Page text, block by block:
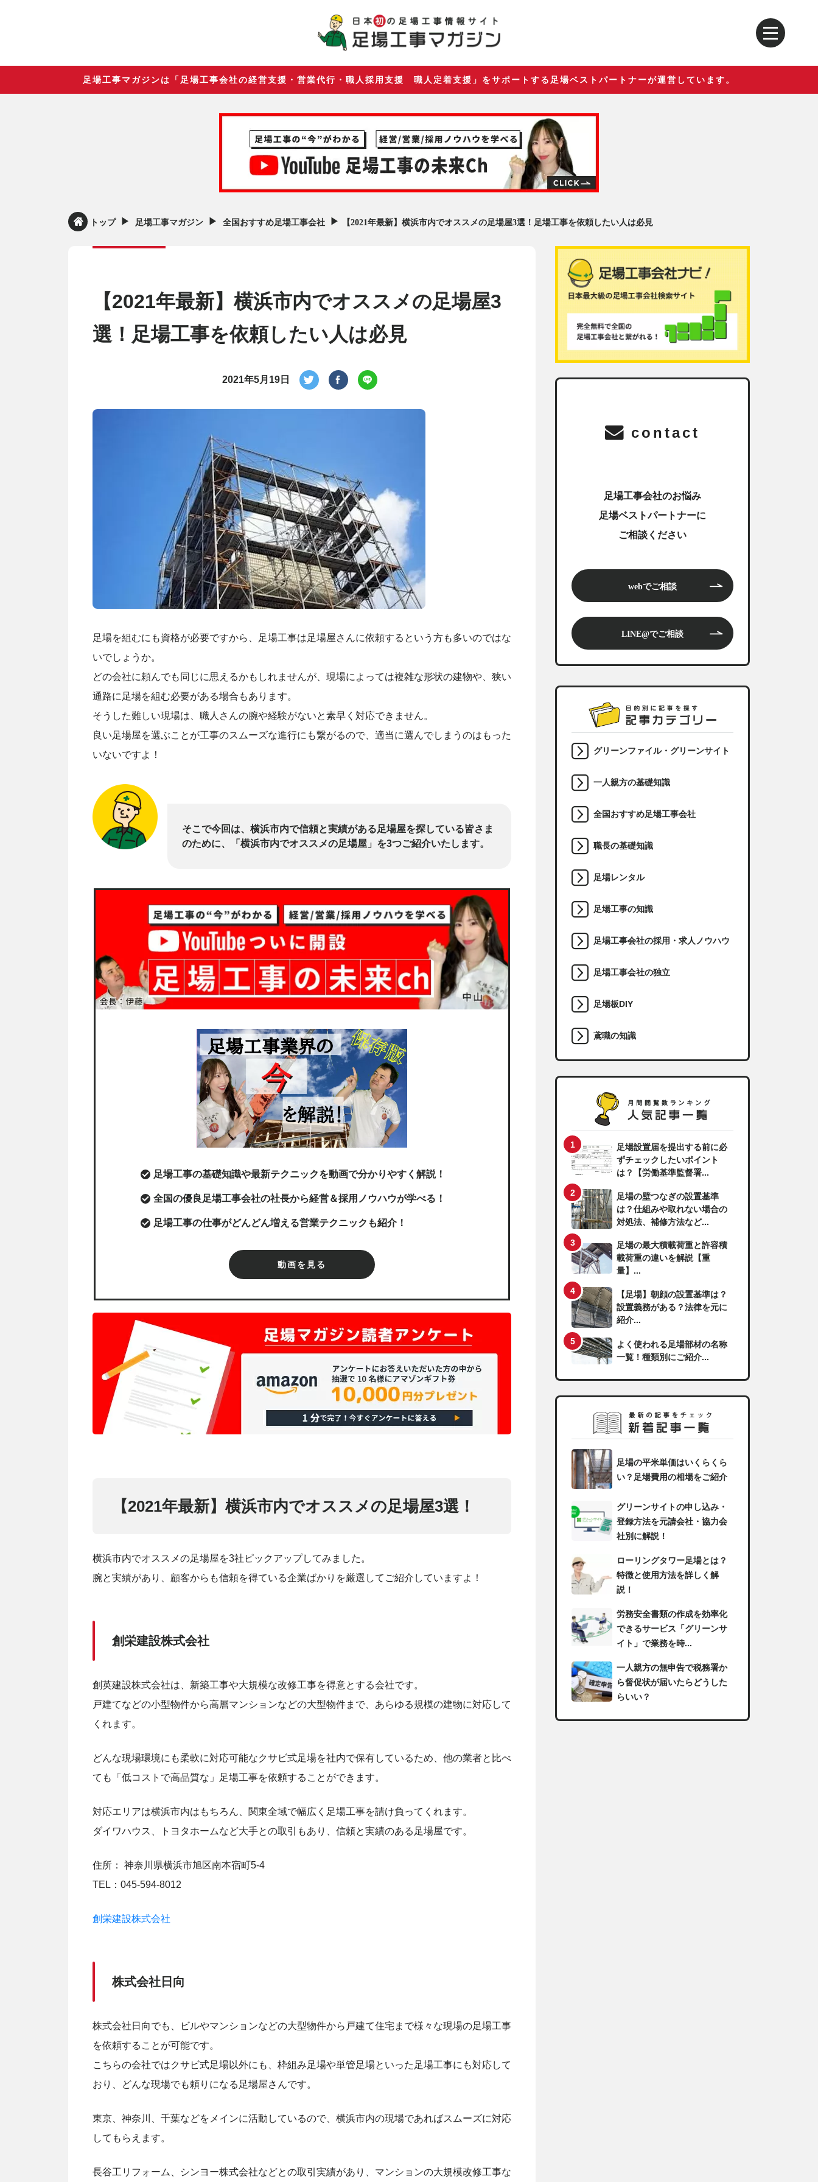
足場工事マガジンは「足場工事会社の経営支援・営業代行・職人採用支援 職人定着支援」をサポートする足場ベストパートナーが運営しています。
トップ ▶︎ 足場工事マガジン ▶︎ 全国おすすめ足場工事会社 ▶︎ 【2021年最新】横浜市内でオススメの足場屋3選！足場工事を依頼したい人は必見
【2021年最新】横浜市内でオススメの足場屋3
選！足場工事を依頼したい人は必見
2021年5月19日
足場を組むにも資格が必要ですから、足場工事は足場屋さんに依頼するという方も多いのではな
いでしょうか。
どの会社に頼んでも同じに思えるかもしれませんが、現場によっては複雑な形状の建物や、狭い
通路に足場を組む必要がある場合もあります。
そうした難しい現場は、職人さんの腕や経験がないと素早く対応できません。
良い足場屋を選ぶことが工事のスムーズな進行にも繋がるので、適当に選んでしまうのはもった
いないですよ！
そこで今回は、横浜市内で信頼と実績がある足場屋を探している皆さま
のために、「横浜市内でオススメの足場屋」を3つご紹介いたします。
足場工事の基礎知識や最新テクニックを動画で分かりやすく解説！
全国の優良足場工事会社の社長から経営＆採用ノウハウが学べる！
足場工事の仕事がどんどん増える営業テクニックも紹介！
動画を見る
【2021年最新】横浜市内でオススメの足場屋3選！
横浜市内でオススメの足場屋を3社ピックアップしてみました。
腕と実績があり、顧客からも信頼を得ている企業ばかりを厳選してご紹介していますよ！
創栄建設株式会社
創英建設株式会社は、新築工事や大規模な改修工事を得意とする会社です。
戸建てなどの小型物件から高層マンションなどの大型物件まで、あらゆる規模の建物に対応して
くれます。
どんな現場環境にも柔軟に対応可能なクサビ式足場を社内で保有しているため、他の業者と比べ
ても「低コストで高品質な」足場工事を依頼することができます。
対応エリアは横浜市内はもちろん、関東全域で幅広く足場工事を請け負ってくれます。
ダイワハウス、トヨタホームなど大手との取引もあり、信頼と実績のある足場屋です。
住所： 神奈川県横浜市旭区南本宿町5-4
TEL：045-594-8012
創栄建設株式会社
株式会社日向
株式会社日向でも、ビルやマンションなどの大型物件から戸建て住宅まで様々な現場の足場工事
を依頼することが可能です。
こちらの会社ではクサビ式足場以外にも、枠組み足場や単管足場といった足場工事にも対応して
おり、どんな現場でも頼りになる足場屋さんです。
東京、神奈川、千葉などをメインに活動しているので、横浜市内の現場であればスムーズに対応
してもらえます。
長谷工リフォーム、シンヨー株式会社などとの取引実績があり、マンションの大規模改修工事な
contact
足場工事会社のお悩み
足場ベストパートナーに
ご相談ください
webでご相談
LINE@でご相談
グリーンファイル・グリーンサイト
一人親方の基礎知識
全国おすすめ足場工事会社
職長の基礎知識
足場レンタル
足場工事の知識
足場工事会社の採用・求人ノウハウ
足場工事会社の独立
足場板DIY
鳶職の知識
足場設置届を提出する前に必
ずチェックしたいポイント
は？【労働基準監督署...
足場の壁つなぎの設置基準
は？仕組みや取れない場合の
対処法、補修方法など...
足場の最大積載荷重と許容積
載荷重の違いを解説【重
量】...
【足場】朝顔の設置基準は？
設置義務がある？法律を元に
紹介...
よく使われる足場部材の名称
一覧！種類別にご紹介...
足場の平米単価はいくらくら
い？足場費用の相場をご紹介
グリーンサイトの申し込み・
登録方法を元請会社・協力会
社別に解説！
ローリングタワー足場とは？
特徴と使用方法を詳しく解
説！
労務安全書類の作成を効率化
できるサービス「グリーンサ
イト」で業務を時...
一人親方の無申告で税務署か
ら督促状が届いたらどうした
らいい？
足場の組み立てに資格は必